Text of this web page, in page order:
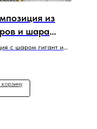
из
и шара
с шаром гигант и
корзину